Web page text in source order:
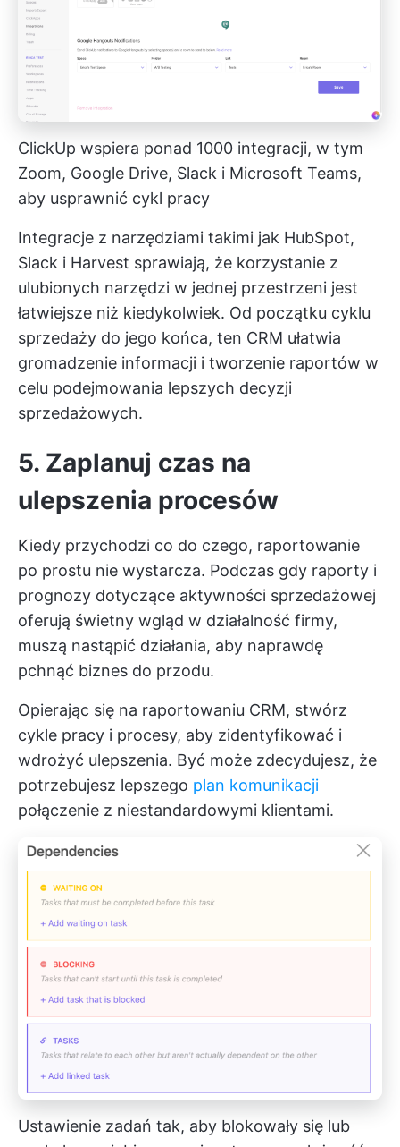
ClickUp wspiera ponad 1000 integracji, w tym
Zoom, Google Drive, Slack i Microsoft Teams,
aby usprawnić cykl pracy
Integracje z narzędziami takimi jak HubSpot,
Slack i Harvest sprawiają, że korzystanie z
ulubionych narzędzi w jednej przestrzeni jest
łatwiejsze niż kiedykolwiek. Od początku cyklu
sprzedaży do jego końca, ten CRM ułatwia
gromadzenie informacji i tworzenie raportów w
celu podejmowania lepszych decyzji
sprzedażowych.
5. Zaplanuj czas na
ulepszenia procesów
Kiedy przychodzi co do czego, raportowanie
po prostu nie wystarcza. Podczas gdy raporty i
prognozy dotyczące aktywności sprzedażowej
oferują świetny wgląd w działalność firmy,
muszą nastąpić działania, aby naprawdę
pchnąć biznes do przodu.
Opierając się na raportowaniu CRM, stwórz
cykle pracy i procesy, aby zidentyfikować i
wdrożyć ulepszenia. Być może zdecydujesz, że
potrzebujesz lepszego plan komunikacji
połączenie z niestandardowymi klientami.
Ustawienie zadań tak, aby blokowały się lub